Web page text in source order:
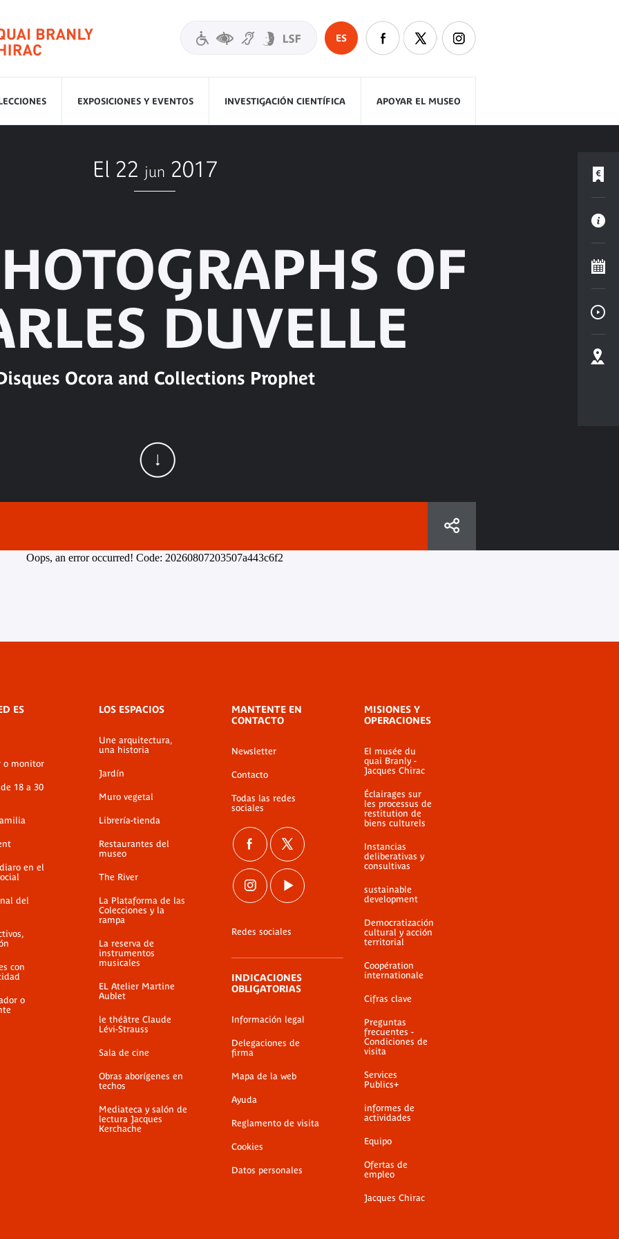
ES
EXPOSICIONES Y EVENTOS INVESTIGACIÓN CIENTÍFICA APOYAR EL MUSEO
El 22 jun 2017
OF
DUVELLE
Ocora and Collections Prophet
Oops, an error occurred! Code: 20260807203507a443c6f2
ES
o monitor
18 a 30
en el
del
con
o
LOS ESPACIOS
Une arquitectura,
una historia
Jardín
Muro vegetal
Librería-tienda
Restaurantes del
museo
The River
La Plataforma de las
Colecciones y la
rampa
La reserva de
instrumentos
musicales
EL Atelier Martine
Aublet
le théâtre Claude
Lévi-Strauss
Sala de cine
Obras aborígenes en
techos
Mediateca y salón de
lectura Jacques
Kerchache
MANTENTE EN
CONTACTO
Newsletter
Contacto
Todas las redes
sociales
Redes sociales
INDICACIONES
OBLIGATORIAS
Información legal
Delegaciones de
firma
Mapa de la web
Ayuda
Reglamento de visita
Cookies
Datos personales
MISIONES Y
OPERACIONES
El musée du
quai Branly -
Jacques Chirac
Éclairages sur
les processus de
restitution de
biens culturels
Instancias
deliberativas y
consultivas
sustainable
development
Democratización
cultural y acción
territorial
Coopération
internationale
Cifras clave
Preguntas
frecuentes -
Condiciones de
visita
Services
Publics+
informes de
actividades
Equipo
Ofertas de
empleo
Jacques Chirac